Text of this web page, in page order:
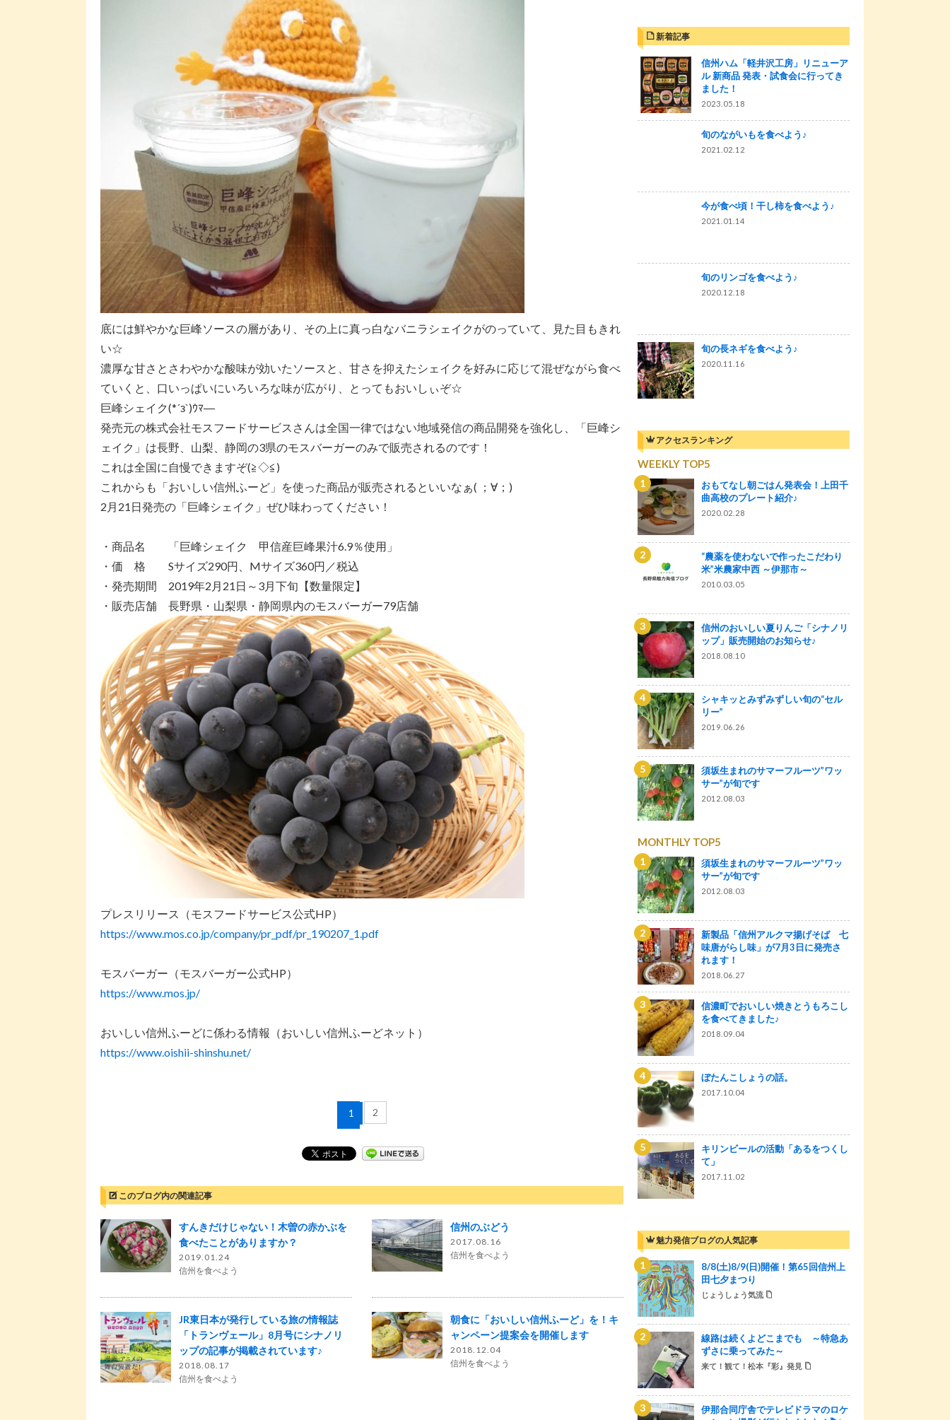
底には鮮やかな巨峰ソースの層があり、その上に真っ白なバニラシェイクがのっていて、見た目もきれ
い☆
濃厚な甘さとさわやかな酸味が効いたソースと、甘さを抑えたシェイクを好みに応じて混ぜながら食べ
ていくと、口いっぱいにいろいろな味が広がり、とってもおいしぃぞ☆
巨峰シェイク(*´з`)ｳﾏ―
発売元の株式会社モスフードサービスさんは全国一律ではない地域発信の商品開発を強化し、「巨峰シ
ェイク」は長野、山梨、静岡の3県のモスバーガーのみで販売されるのです！
これは全国に自慢できますぞ(≧◇≦)
これからも「おいしい信州ふーど」を使った商品が販売されるといいなぁ( ；∀；)
2月21日発売の「巨峰シェイク」ぜひ味わってください！
・商品名 「巨峰シェイク 甲信産巨峰果汁6.9％使用」
・価 格 Sサイズ290円、Mサイズ360円／税込
・発売期間 2019年2月21日～3月下旬【数量限定】
・販売店舗 長野県・山梨県・静岡県内のモスバーガー79店舗
プレスリリース（モスフードサービス公式HP）
https://www.mos.co.jp/company/pr_pdf/pr_190207_1.pdf
モスバーガー（モスバーガー公式HP）
https://www.mos.jp/
おいしい信州ふーどに係わる情報（おいしい信州ふーどネット）
https://www.oishii-shinshu.net/
1 2
このブログ内の関連記事
すんきだけじゃない！木曽の赤かぶを
食べたことがありますか？
2019.01.24
信州を食べよう
信州のぶどう
2017.08.16
信州を食べよう
JR東日本が発行している旅の情報誌
「トランヴェール」8月号にシナノリ
ップの記事が掲載されています♪
2018.08.17
信州を食べよう
朝食に「おいしい信州ふーど」を！キ
ャンペーン提案会を開催します
2018.12.04
信州を食べよう
新着記事
信州ハム「軽井沢工房」リニューア
ル 新商品 発表・試食会に行ってき
ました！
2023.05.18
旬のながいもを食べよう♪
2021.02.12
今が食べ頃！干し柿を食べよう♪
2021.01.14
旬のリンゴを食べよう♪
2020.12.18
旬の長ネギを食べよう♪
2020.11.16
アクセスランキング
WEEKLY TOP5
おもてなし朝ごはん発表会！上田千
曲高校のプレート紹介♪
2020.02.28
“農薬を使わないで作ったこだわり
米”米農家中西 ～伊那市～
2010.03.05
信州のおいしい夏りんご「シナノリ
ップ」販売開始のお知らせ♪
2018.08.10
シャキッとみずみずしい旬の“セル
リー”
2019.06.26
須坂生まれのサマーフルーツ”ワッ
サー”が旬です
2012.08.03
MONTHLY TOP5
須坂生まれのサマーフルーツ”ワッ
サー”が旬です
2012.08.03
新製品「信州アルクマ揚げそば 七
味唐がらし味」が7月3日に発売さ
れます！
2018.06.27
信濃町でおいしい焼きとうもろこし
を食べてきました♪
2018.09.04
ぼたんこしょうの話。
2017.10.04
キリンビールの活動「あるをつくし
て」
2017.11.02
魅力発信ブログの人気記事
8/8(土)8/9(日)開催！第65回信州上
田七夕まつり
じょうしょう気流
線路は続くよどこまでも ～特急あ
ずさに乗ってみた～
来て！観て！松本『彩』発見
伊那合同庁舎でテレビドラマのロケ